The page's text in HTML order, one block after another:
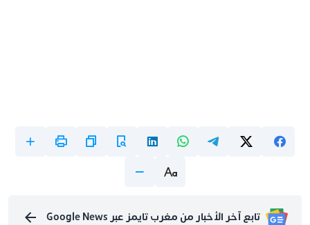
تابع آخر الأخبار من مغرب تايمز عبر Google News